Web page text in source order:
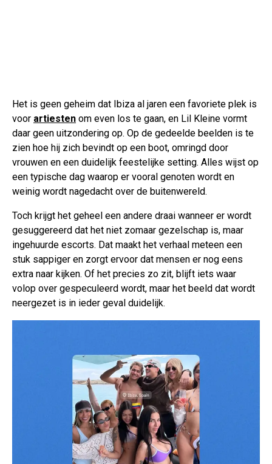
Het is geen geheim dat Ibiza al jaren een favoriete plek is
voor artiesten om even los te gaan, en Lil Kleine vormt
daar geen uitzondering op. Op de gedeelde beelden is te
zien hoe hij zich bevindt op een boot, omringd door
vrouwen en een duidelijk feestelijke setting. Alles wijst op
een typische dag waarop er vooral genoten wordt en
weinig wordt nagedacht over de buitenwereld.
Toch krijgt het geheel een andere draai wanneer er wordt
gesuggereerd dat het niet zomaar gezelschap is, maar
ingehuurde escorts. Dat maakt het verhaal meteen een
stuk sappiger en zorgt ervoor dat mensen er nog eens
extra naar kijken. Of het precies zo zit, blijft iets waar
volop over gespeculeerd wordt, maar het beeld dat wordt
neergezet is in ieder geval duidelijk.